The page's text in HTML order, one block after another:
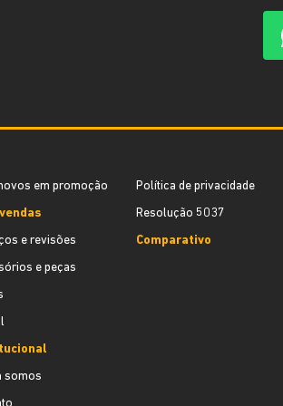
em promoção
e revisões
e peças
somos
Política de privacidade
Resolução 5037
Comparativo